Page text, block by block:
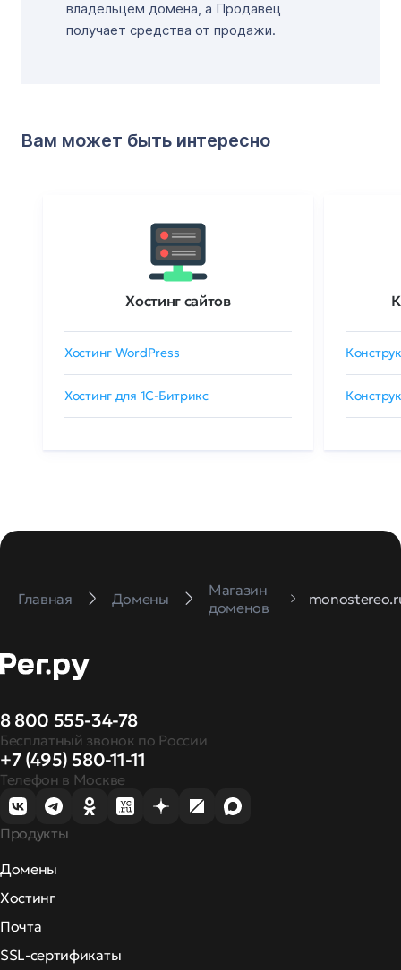
владельцем домена, а Продавец
получает средства от продажи.
Вам может быть интересно
Хостинг сайтов
Хостинг WordPress
Хостинг для 1C-Битрикс
Главная Домены
Магазин
доменов
8 800 555-34-78
Бесплатный звонок по России
+7 (495) 580-11-11
Телефон в Москве
Продукты
Домены
Хостинг
Почта
SSL-сертификаты